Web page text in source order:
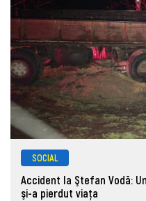
SOCIAL
Accident la Ştefan Vodă:
şi-a pierdut viaţa